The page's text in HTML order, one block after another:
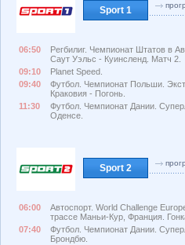
Sport 1
06:50
Регбилиг. Чемпионат Штатов в
Саут Уэльс - Куинсленд. Матч 2.
09:10
Planet Speed.
09:40
Футбол. Чемпионат Польши.
Краковия - Погонь.
11:30
Футбол. Чемпионат Дании.
Оденсе.
Sport 2
06:00
Автоспорт. World Challenge
трассе Маньи-Кур, Франция.
07:40
Футбол. Чемпионат Дании.
Брондбю.